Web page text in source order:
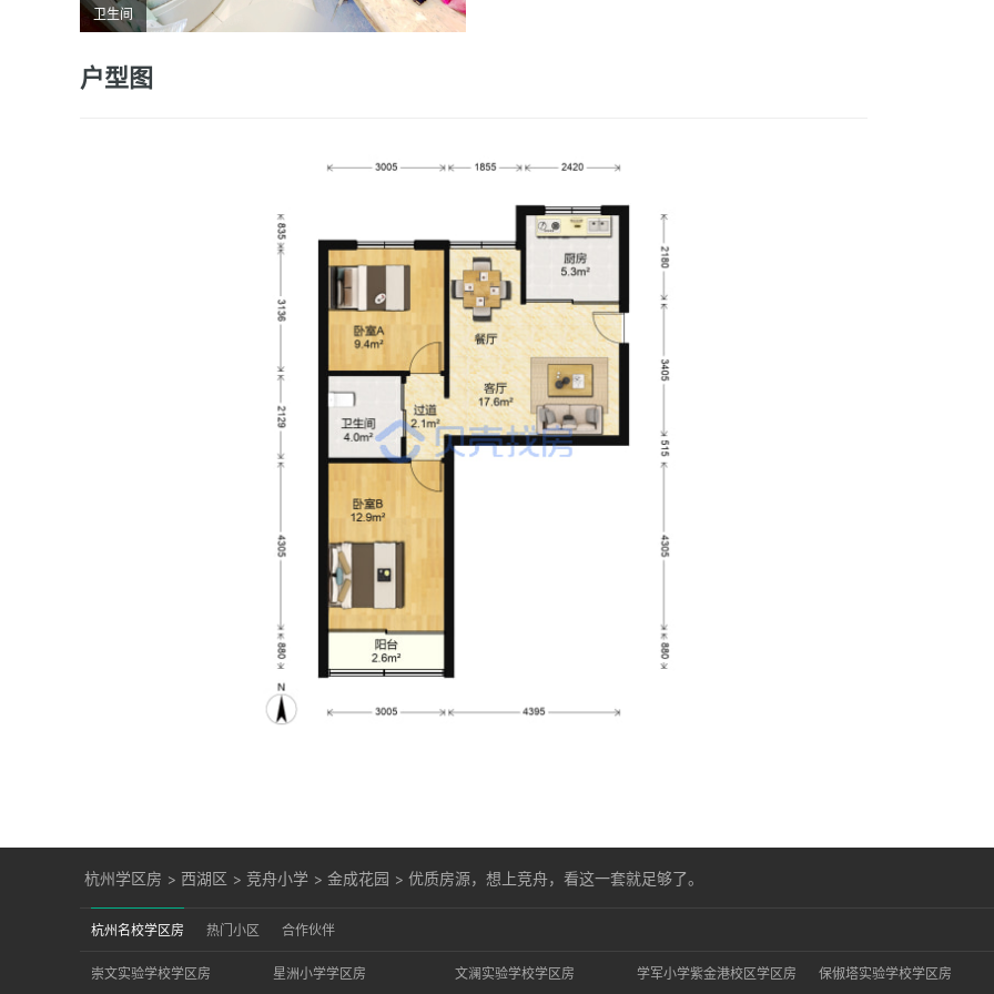
卫生间
户型图
杭州学区房 > 西湖区 > 竞舟小学 > 金成花园 > 优质房源，想上竞舟，看这一套就足够了。
杭州名校学区房 热门小区 合作伙伴
崇文实验学校学区房 星洲小学学区房 文澜实验学校学区房 学军小学紫金港校区学区房 保俶塔实验学校学区房